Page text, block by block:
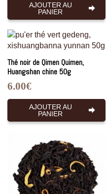
AJOUTER AU
PANIER
Thé noir de Qimen Quimen,
Huangshan chine 50g
6.00€
AJOUTER AU
PANIER